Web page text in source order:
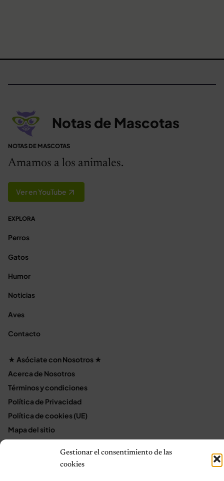
Gestionar el consentimiento de las
cookies
Notas de Mascotas
NOTAS DE MASCOTAS
Amamos a los animales.
Ver en YouTube
EXPLORA
Perros
Gatos
Humor
Noticias
Aves
Contacto
★ Asóciate con Nosotros ★
Acerca de Nosotros
Términos y condiciones
Política de Privacidad
Política de cookies (UE)
Mapa del sitio
Terms and Conditions